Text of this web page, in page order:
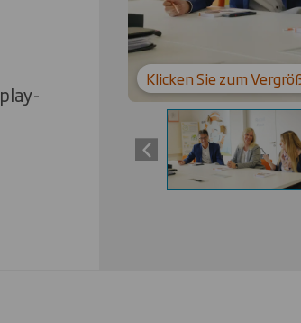
Klicken Sie zum